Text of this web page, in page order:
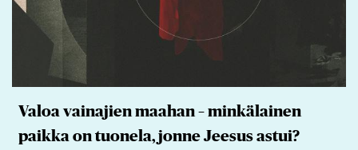
Valoa vainajien maahan – minkälainen
paikka on tuonela, jonne Jeesus astui?